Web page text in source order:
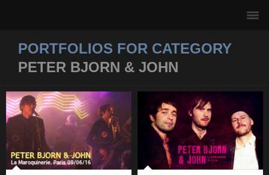
PORTFOLIOS FOR CATEGORY
PETER BJORN & JOHN
PETER BJORN &
JOHN // LA
MAROQUINERIE
LA MAROQUINERIE PARIS
PETER BJORN & JOHN
PETER BJORN &
JOHN // LA
MAROQUINERIE
2009-LA MAROQUINERIE-PARIS -
PETER BJORN & JOHN